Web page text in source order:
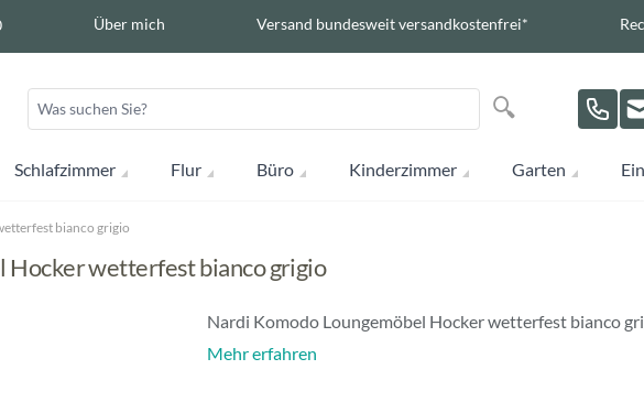
Über mich Versand bundesweit versandkostenfrei*
Suche
Suche
Schlafzimmer Flur Büro Kinderzimmer Garten
bianco grigio
Hocker wetterfest bianco grigio
Nardi Komodo Loungemöbel Hocker wetterfest bianco
Mehr erfahren